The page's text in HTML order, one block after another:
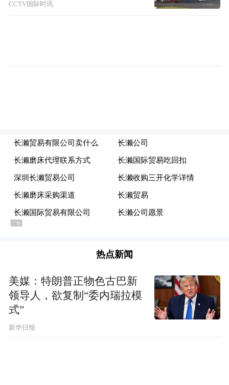
CCTV国际时讯
热点新闻
美媒：特朗普正物色古巴新
领导人，欲复制“委内瑞拉模
式”
新华日报